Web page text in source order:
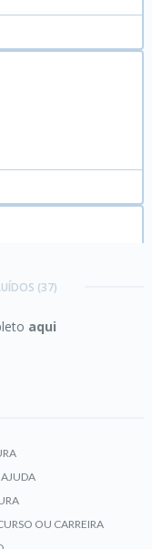
(37)
aqui
AJUDA
OU CARREIRA